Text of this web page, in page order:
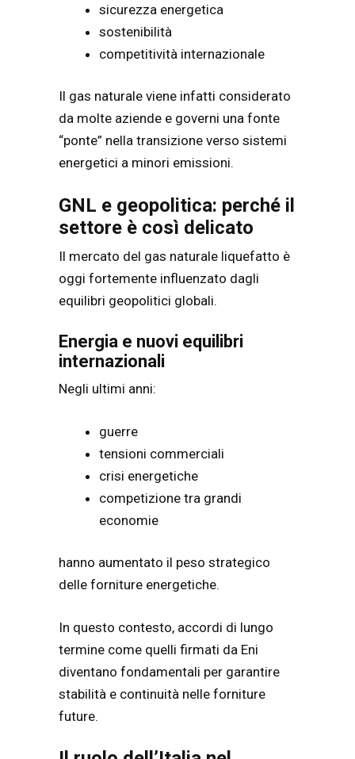
sicurezza energetica
sostenibilità
competitività internazionale
Il gas naturale viene infatti considerato
da molte aziende e governi una fonte
“ponte” nella transizione verso sistemi
energetici a minori emissioni.
GNL e geopolitica: perché il
settore è così delicato
Il mercato del gas naturale liquefatto è
oggi fortemente influenzato dagli
equilibri geopolitici globali.
Energia e nuovi equilibri
internazionali
Negli ultimi anni:
guerre
tensioni commerciali
crisi energetiche
competizione tra grandi
economie
hanno aumentato il peso strategico
delle forniture energetiche.
In questo contesto, accordi di lungo
termine come quelli firmati da Eni
diventano fondamentali per garantire
stabilità e continuità nelle forniture
future.